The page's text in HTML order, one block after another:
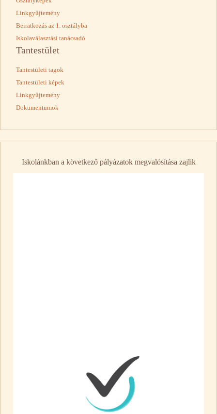
Linkgyűjtemény
Beiratkozás az 1. osztályba
Iskolaválasztási tanácsadó
Tantestület
Tantestületi tagok
Tantestületi képek
Linkgyűjtemény
Dokumentumok
Iskolánkban a következő pályázatok megvalósítása zajlik